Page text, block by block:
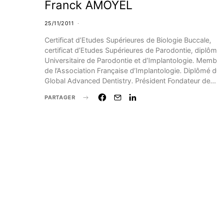
Franck AMOYEL
25/11/2011
Certificat d’Etudes Supérieures de Biologie Buccale,
certificat d’Etudes Supérieures de Parodontie,
Universitaire de Parodontie et d’Implantologie.
de l’Association Française d’Implantologie. Diplômé
Global Advanced Dentistry. Président Fondateur de…
PARTAGER